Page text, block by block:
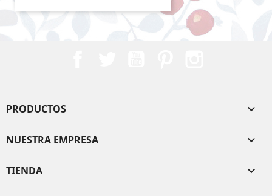
PRODUCTOS 
NUESTRA EMPRESA 
TIENDA 